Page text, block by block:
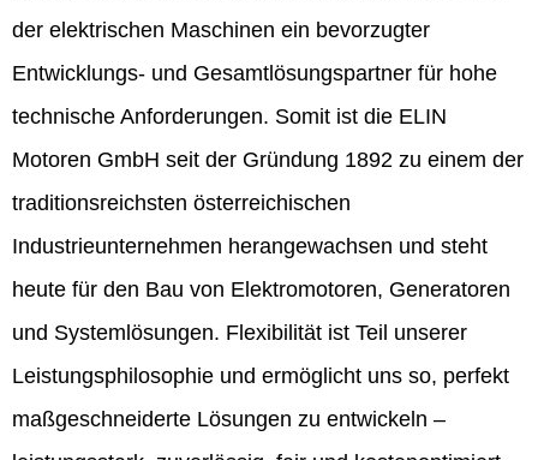
der elektrischen Maschinen ein bevorzugter
Entwicklungs- und Gesamtlösungspartner für hohe
technische Anforderungen. Somit ist die ELIN
Motoren GmbH seit der Gründung 1892 zu einem der
traditionsreichsten österreichischen
Industrieunternehmen herangewachsen und steht
heute für den Bau von Elektromotoren, Generatoren
und Systemlösungen. Flexibilität ist Teil unserer
Leistungsphilosophie und ermöglicht uns so, perfekt
maßgeschneiderte Lösungen zu entwickeln –